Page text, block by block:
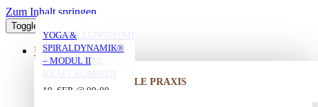
Zum Inhalt springen
Toggle Navigation
ÜBER UNS
INTEGRALE PRAXIS
YOGA MIT DANIEL
10. AUG. @ 18:00
19:30
YOGA MIT DANIEL
10. AUG. @ 20:00
21:30
YOGA MIT DANIEL
11. AUG. @ 18:00
19:30
VERSTRICKUNGEN
LÖSEN – OFFENES
AUFSTELLUNGSSEMINAR
25. AUG. @ 17:00
AUFSTELLUNGSSEMINAR
– MIT DEM VATER
IN DIE EIGENE
KRAFT KOMMEN
YOGA &
SPIRALDYNAMIK®
– MODUL II
19. SEP. @ 09:00